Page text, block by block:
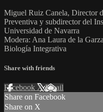
Miguel Ruiz Canela, Director
Preventiva y subdirector del
Universidad de Navarra
Modera: Ana Laura de la
Biología Integrativa
Share with friends
Facebook XEmail
Share on Facebook
Share on X